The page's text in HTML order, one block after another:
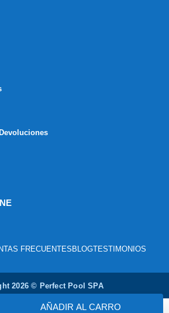
AÑADIR AL CARRO
FRECUENTES BLOGTESTIMONIOS
2026 © Perfect Pool SPA